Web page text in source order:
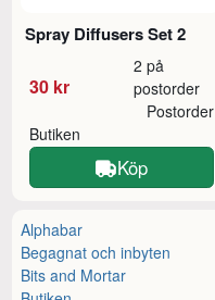
Spray Diffusers Set 2
30 kr
2 på
postorder
Butiken
Postorder
Köp
Alphabar
Begagnat och inbyten
Bits and Mortar